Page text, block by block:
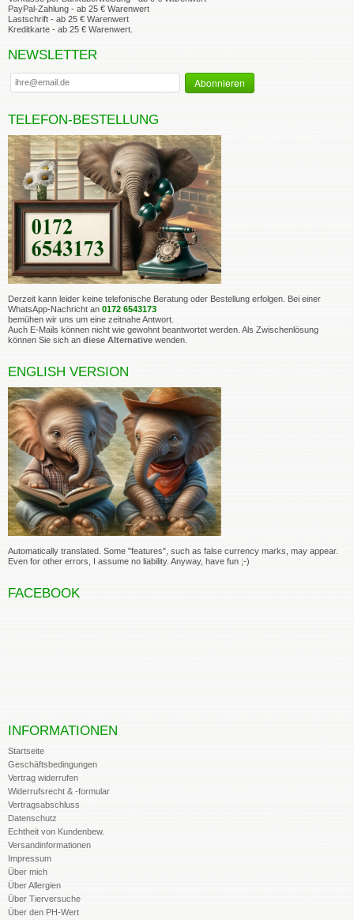
PayPal-Zahlung - ab 25 € Warenwert
Lastschrift - ab 25 € Warenwert
Kreditkarte - ab 25 € Warenwert.
NEWSLETTER
TELEFON-BESTELLUNG
Derzeit kann leider keine telefonische Beratung oder Bestellung erfolgen. Bei einer
WhatsApp-Nachricht an 0172 6543173
bemühen wir uns um eine zeitnahe Antwort.
Auch E-Mails können nicht wie gewohnt beantwortet werden. Als Zwischenlösung
können Sie sich an diese Alternative wenden.
ENGLISH VERSION
Automatically translated. Some "features", such as false currency marks, may appear.
Even for other errors, I assume no liability. Anyway, have fun ;-)
FACEBOOK
INFORMATIONEN
Startseite
Geschäftsbedingungen
Vertrag widerrufen
Widerrufsrecht & -formular
Vertragsabschluss
Datenschutz
Echtheit von Kundenbew.
Versandinformationen
Impressum
Über mich
Über Allergien
Über Tierversuche
Über den PH-Wert